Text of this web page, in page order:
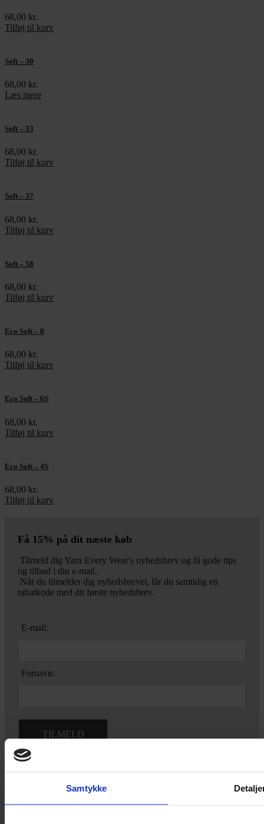
Samtykke
68,00 kr.
Tilføj til kurv
Soft – 30
68,00 kr.
Læs mere
Soft – 33
68,00 kr.
Tilføj til kurv
Soft – 37
68,00 kr.
Tilføj til kurv
Soft – 58
68,00 kr.
Tilføj til kurv
Eco Soft – 0
68,00 kr.
Tilføj til kurv
Eco Soft – 6S
68,00 kr.
Tilføj til kurv
Eco Soft – 4S
68,00 kr.
Tilføj til kurv
Få 15% på dit næste køb
Tilmeld dig Yarn Every Wear's nyhedsbrev og få gode tips
og tilbud i din e-mail.
Når du tilmelder dig nyhedsbrevet, får du samtidig en
rabatkode med dit første nyhedsbrev.
E-mail:
Fornavn: